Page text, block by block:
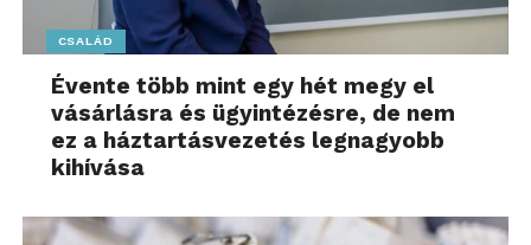
CSALÁD
Évente több mint egy hét megy el
vásárlásra és ügyintézésre, de nem
ez a háztartásvezetés legnagyobb
kihívása